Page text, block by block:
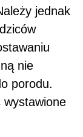
jednak
nie
porodu.
wystawione